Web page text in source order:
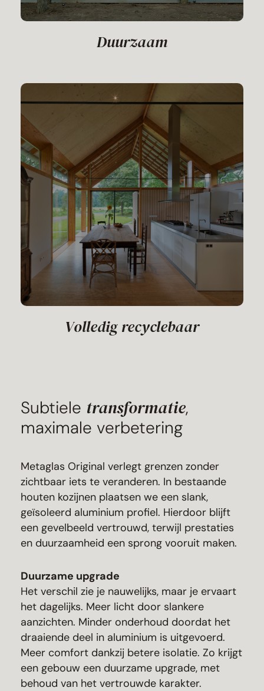
Duurzaam
Volledig recyclebaar
Subtiele transformatie,
maximale verbetering
Metaglas Original verlegt grenzen zonder
zichtbaar iets te veranderen. In bestaande
houten kozijnen plaatsen we een slank,
geïsoleerd aluminium profiel. Hierdoor blijft
een gevelbeeld vertrouwd, terwijl prestaties
en duurzaamheid een sprong vooruit maken.
Duurzame upgrade
Het verschil zie je nauwelijks, maar je ervaart
het dagelijks. Meer licht door slankere
aanzichten. Minder onderhoud doordat het
draaiende deel in aluminium is uitgevoerd.
Meer comfort dankzij betere isolatie. Zo krijgt
een gebouw een duurzame upgrade, met
behoud van het vertrouwde karakter.